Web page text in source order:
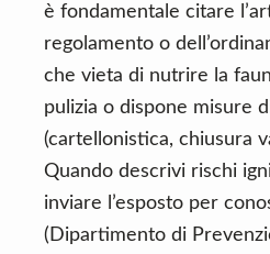
è fondamentale citare
regolamento o
che vieta di nutrire la
pulizia o dispone misure
(cartellonistica, chiusura
Quando descrivi rischi
inviare l’esposto per
(Dipartimento di